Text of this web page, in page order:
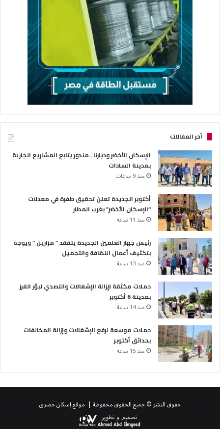
أخر المقالات
الإسكان الأخضر وديارنا ..مندور يتابع المشاريع الجارية
بمدينة السادات
منذ 9 ساعات
أكتوبر الجديدة تعلن تحقيق طفرة في معدلات
“الإسكان الأخضر” بغرب المطار
منذ 11 ساعة
رئيس جهاز العلمين الجديدة يتفقد ” مزارين ” ويوجه
بتكثيف أعمال النظافة والتجميل
منذ 13 ساعة
حملات مكثقة لإزالة الإشغالات والتصدي لبؤر الفرز
بمدينة 6 أكتوبر
منذ 14 ساعة
حملات موسعة لرفع الإشغالات وإزالة المخالفات
بحدائق أكتوبر
منذ 15 ساعة
حقوق النشر © جميع الحقوق محفوظة | موقع إسكان حصرى